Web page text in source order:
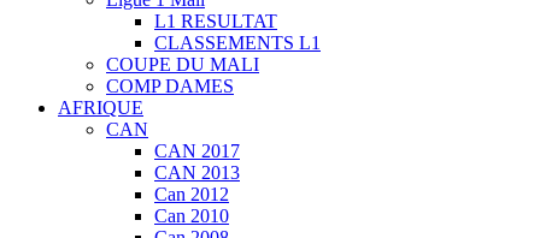
L1 RESULTAT
CLASSEMENTS L1
COUPE DU MALI
COMP DAMES
AFRIQUE
CAN
CAN 2017
CAN 2013
Can 2012
Can 2010